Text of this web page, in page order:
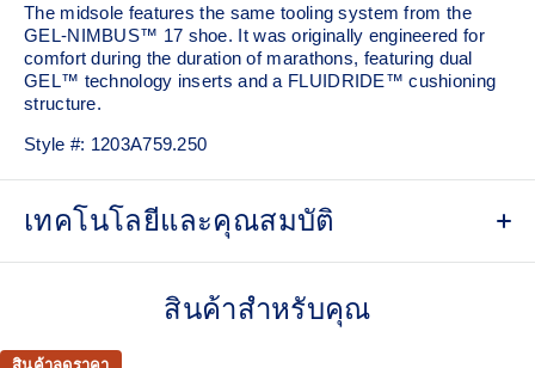
The midsole features the same tooling system from the
GEL-NIMBUS™ 17 shoe. It was originally engineered for
comfort during the duration of marathons, featuring dual
GEL™ technology inserts and a FLUIDRIDE™ cushioning
structure.
Style #: 1203A759.250
เทคโนโลยีและคุณสมบัติ
Inspired by the GEL-KAYANO™ 12 running shoe from
สินค้าสำหรับคุณ